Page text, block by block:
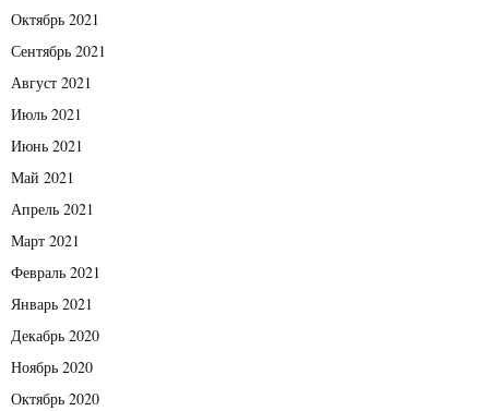
Октябрь 2021
Сентябрь 2021
Август 2021
Июль 2021
Июнь 2021
Май 2021
Апрель 2021
Март 2021
Февраль 2021
Январь 2021
Декабрь 2020
Ноябрь 2020
Октябрь 2020